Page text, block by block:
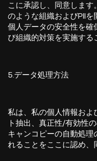
こに承認し、同意しま
のような組織およびPIIを
個人データの安全性を確
び組織的対策を実施する
5.データ処理方法
私は、私の個人情報およ
ト抽出、真正性/有効性
キャンコピーの自動処理
れることをここに認め、